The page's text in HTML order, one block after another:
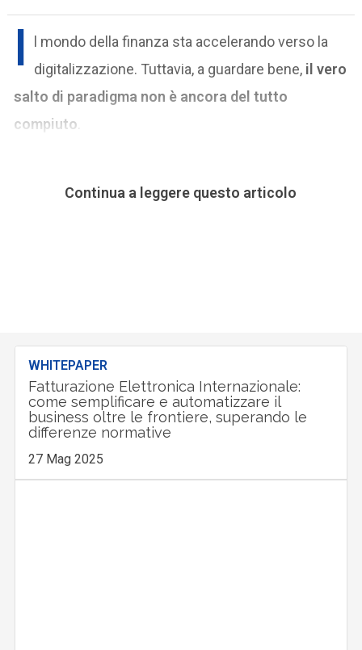
I
l mondo della finanza sta accelerando verso la
digitalizzazione. Tuttavia, a guardare bene, il vero
salto di paradigma non è ancora del tutto
compiuto
Continua a leggere questo articolo
WHITEPAPER
Fatturazione Elettronica Internazionale:
come semplificare e automatizzare il
business oltre le frontiere, superando le
differenze normative
27 Mag 2025